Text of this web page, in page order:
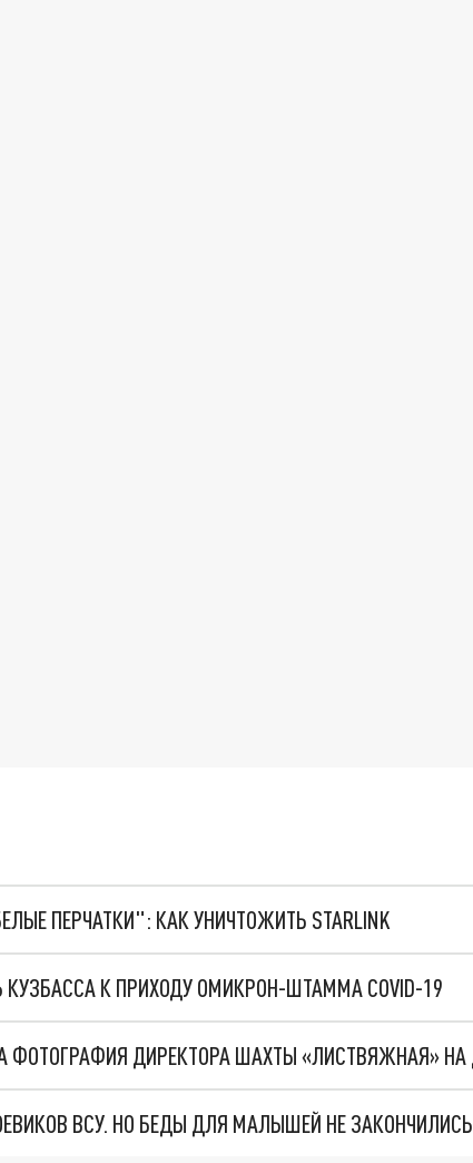
ПЕРЧАТКИ": КАК УНИЧТОЖИТЬ STARLINK
К ПРИХОДУ ОМИКРОН-ШТАММА COVID-19
ВСУ. НО БЕДЫ ДЛЯ МАЛЫШЕЙ НЕ ЗАКОНЧИЛИСЬ